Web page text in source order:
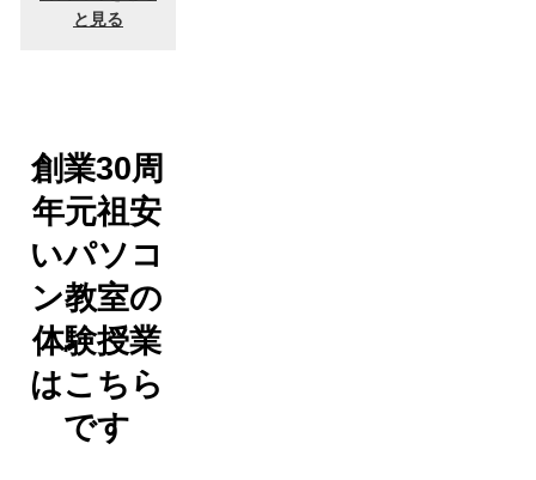
創業30周
年元祖安
いパソコ
ン教室の
体験授業
はこちら
です